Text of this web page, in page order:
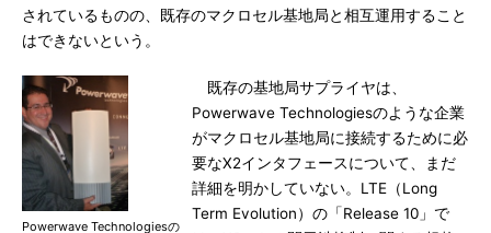
されているものの、既存のマクロセル基地局と相互運用すること
はできないという。
Powerwave Technologiesの
既存の基地局サプライヤは、
Powerwave Technologiesのような企業
がマクロセル基地局に接続するために必
要なX2インタフェースについて、まだ
詳細を明かしていない。LTE（Long
Term Evolution）の「Release 10」で